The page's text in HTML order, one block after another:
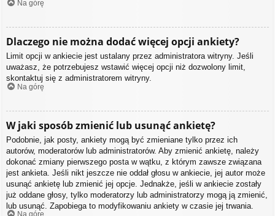
Na górę
Dlaczego nie można dodać więcej opcji ankiety?
Limit opcji w ankiecie jest ustalany przez administratora witryny. Jeśli
uważasz, że potrzebujesz wstawić więcej opcji niż dozwolony limit,
skontaktuj się z administratorem witryny.
Na górę
W jaki sposób zmienić lub usunąć ankietę?
Podobnie, jak posty, ankiety mogą być zmieniane tylko przez ich
autorów, moderatorów lub administratorów. Aby zmienić ankietę, należy
dokonać zmiany pierwszego posta w wątku, z którym zawsze związana
jest ankieta. Jeśli nikt jeszcze nie oddał głosu w ankiecie, jej autor może
usunąć ankietę lub zmienić jej opcje. Jednakże, jeśli w ankiecie zostały
już oddane głosy, tylko moderatorzy lub administratorzy mogą ją zmienić,
lub usunąć. Zapobiega to modyfikowaniu ankiety w czasie jej trwania.